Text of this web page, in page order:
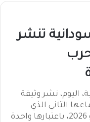
تنشر
اليوم، نشر وثيقة
الثاني الذي
انعقد في الفترة من 22 إلى 23 مايو 2026، باعتبارها واحدة